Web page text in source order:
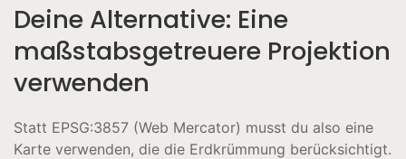
Deine Alternative: Eine
maßstabsgetreuere Projektion
verwenden
Statt EPSG:3857 (Web Mercator) musst du also eine
Karte verwenden, die die Erdkrümmung berücksichtigt.